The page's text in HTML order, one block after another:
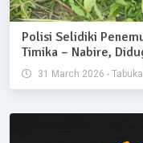
Polisi Selidiki
Timika – Nabire,
31 March 2026 -